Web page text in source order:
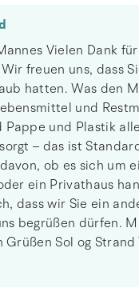
Vielen Dank
freuen uns, dass
hatten. Was den
und
Pappe und Plastik
– das ist
ob es sich um
ein Privathaus
dass wir Sie ein
begrüßen dürfen.
Sol og Strand